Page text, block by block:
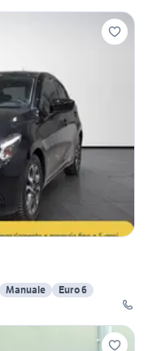
Manuale
Euro 6